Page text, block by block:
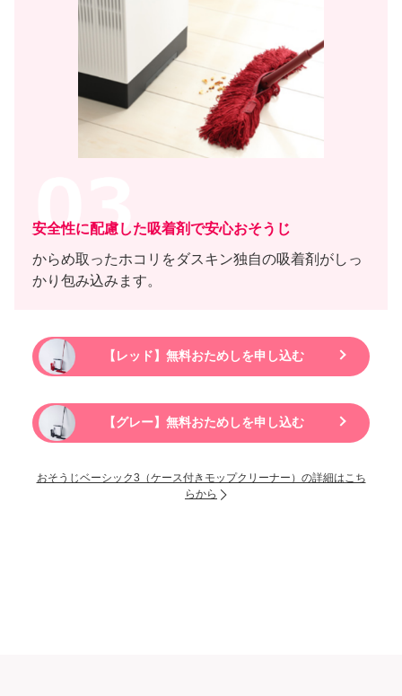
安全性に配慮した吸着剤で安心おそうじ
からめ取ったホコリをダスキン独自の吸着剤がしっ
かり包み込みます。
【レッド】無料おためしを申し込む
【グレー】無料おためしを申し込む
おそうじベーシック3（ケース付きモップクリーナー）の詳細はこち
らから